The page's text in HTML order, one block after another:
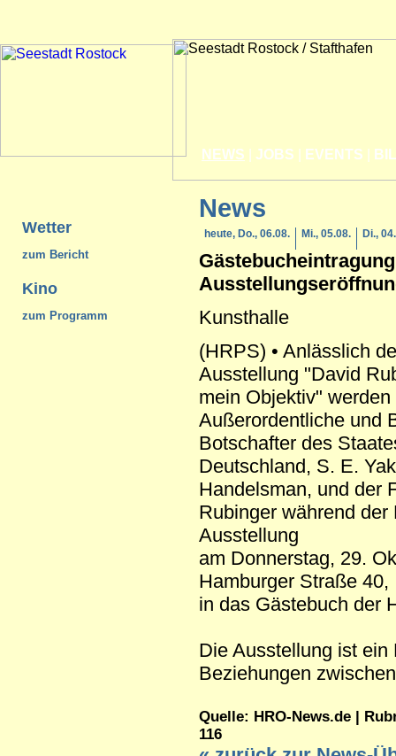
NEWS JOBS EVENTS
Wetter
zum Bericht
Kino
zum Programm
News
heute, Do., 06.08. Mi., 05.08. Di.,
Kunsthalle
(HRPS) • Anlässlich
Ausstellung "David
mein Objektiv"
Außerordentliche und
Botschafter des
Deutschland, S. E.
Handelsman, und der
Rubinger während der
Ausstellung
am Donnerstag, 29.
Hamburger Straße 40,
in das Gästebuch der
Die Ausstellung ist
Beziehungen
Quelle: HRO-News.de |
116